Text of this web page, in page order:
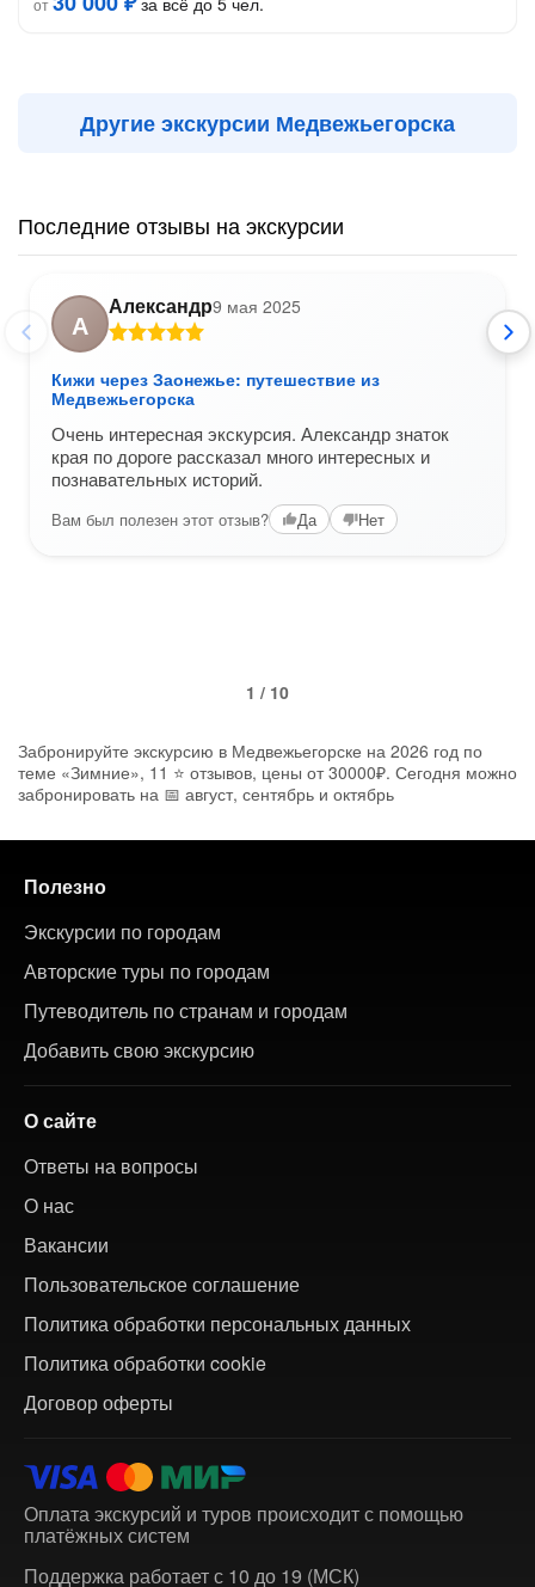
от
Другие экскурсии Медвежьегорска
Последние отзывы на экскурсии
А
Александр9 мая 2025
Кижи через Заонежье: путешествие из
Медвежьегорска
Очень интересная экскурсия. Александр знаток
края по дороге рассказал много интересных и
познавательных историй.
Вам был полезен этот отзыв? Да Нет
1 / 10
Забронируйте экскурсию в Медвежьегорске на 2026 год по
теме «Зимние», 11 ⭐ отзывов, цены от 30000₽. Сегодня можно
забронировать на 📅 август, сентябрь и октябрь
Полезно
Экскурсии по городам
Авторские туры по городам
Путеводитель по странам и городам
Добавить свою экскурсию
О сайте
Ответы на вопросы
О нас
Вакансии
Пользовательское соглашение
Политика обработки персональных данных
Политика обработки cookie
Договор оферты
Оплата экскурсий и туров происходит с помощью
платёжных систем
Поддержка работает с 10 до 19 (МСК)